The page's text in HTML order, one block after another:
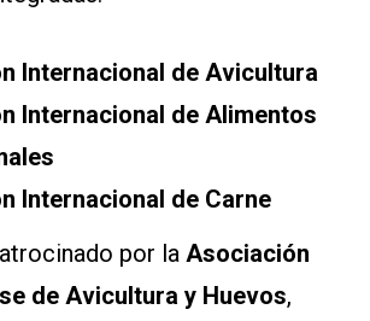
Internacional de Avicultura
Internacional de Alimentos
Internacional de Carne
por la Asociación
de Avicultura y Huevos,